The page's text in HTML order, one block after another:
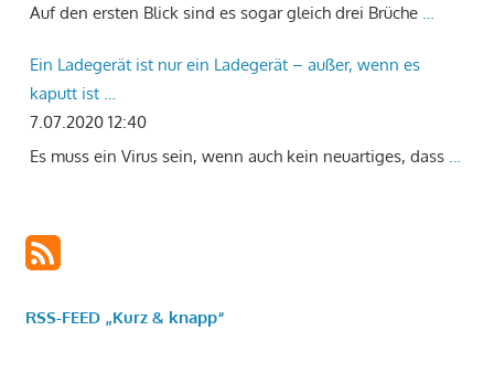
Auf den ersten Blick sind es sogar gleich drei Brüche …
Ein Ladegerät ist nur ein Ladegerät – außer, wenn es
kaputt ist …
7.07.2020 12:40
Es muss ein Virus sein, wenn auch kein neuartiges, dass …
RSS-FEED „Kurz & knapp“